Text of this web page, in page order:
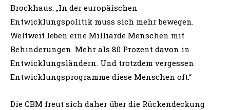
Brockhaus: „In der europäischen
Entwicklungspolitik muss sich mehr bewegen.
Weltweit leben eine Milliarde Menschen mit
Behinderungen. Mehr als 80 Prozent davon in
Entwicklungsländern. Und trotzdem vergessen
Entwicklungsprogramme diese Menschen oft.“
Die CBM freut sich daher über die Rückendeckung